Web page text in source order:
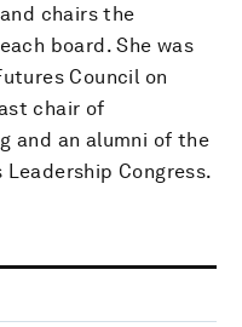
chairs the
board. She was
Council on
chair of
and an alumni of the
Leadership Congress.